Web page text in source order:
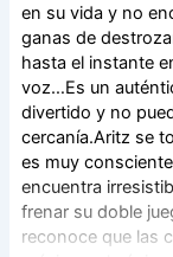
en su vida y no
ganas de
hasta el instante
voz…Es un
divertido y no
cercanía.Aritz se
es muy
encuentra
frenar su doble
reconoce que las